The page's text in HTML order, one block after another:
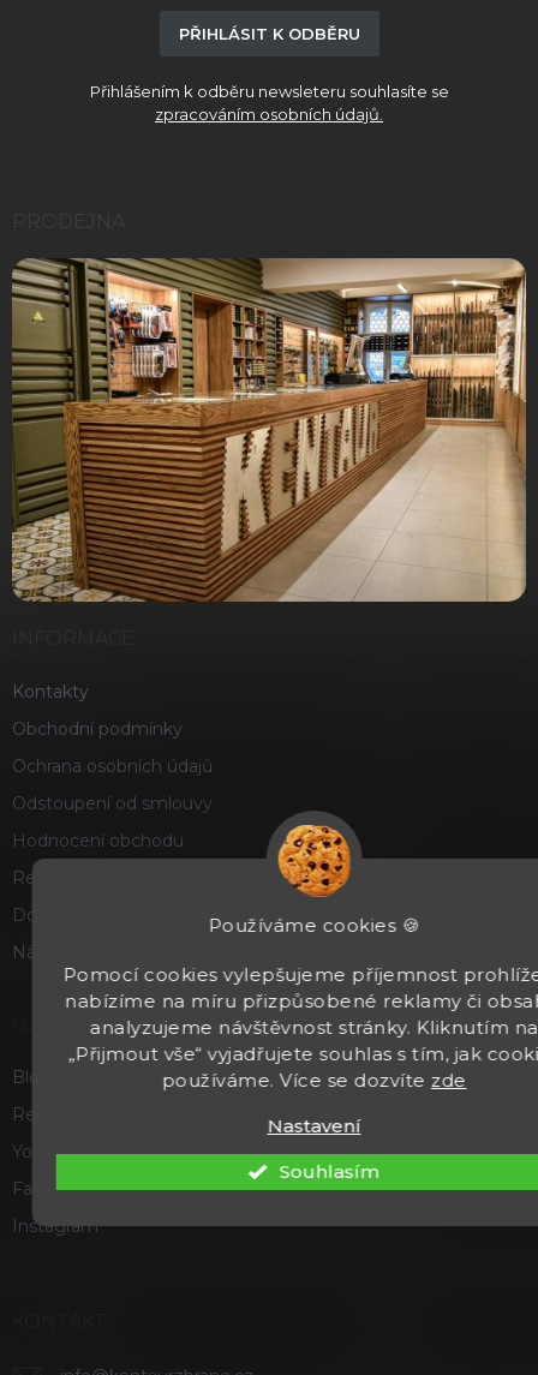
Používáme cookies 🍪
Pomocí cookies vylepšujeme příjemnost
nabízíme na míru přizpůsobené reklamy či
analyzujeme návštěvnost stránky. Kliknutím na
„Přijmout vše“ vyjadřujete souhlas s tím, jak
používáme. Více se dozvíte zde
Nastavení
Souhlasím
PŘIHLÁSIT K ODBĚRU
Přihlášením k odběru newsleteru souhlasíte se
zpracováním osobních údajů.
PRODEJNA
Kontakty
Obchodní podmínky
Ochrana osobních údajů
Odstoupení od smlouvy
Hodnocení obchodu
Reklamace a vrácení zboží
Doprava a platba
Náš příběh
UŽITEČNÉ
Blog
Recenze a hodnocení
Youtube
Facebook
Instagram